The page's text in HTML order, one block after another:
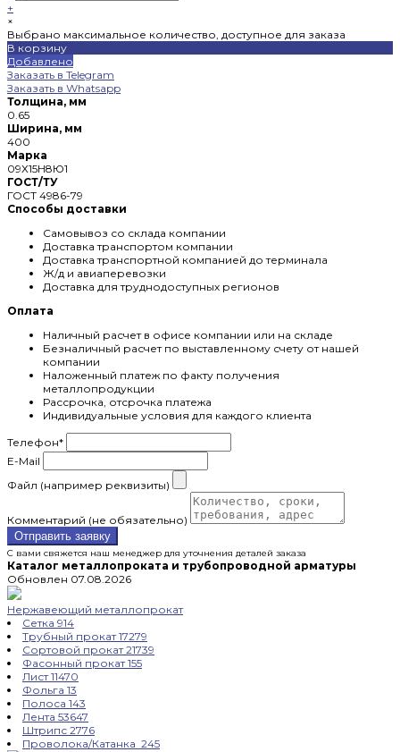
+
×
Выбрано максимальное количество, доступное для заказа
В корзину
Добавлено
Заказать в Telegram
Заказать в Whatsapp
Толщина, мм
0.65
Ширина, мм
400
Марка
09Х15Н8Ю1
ГОСТ/ТУ
ГОСТ 4986-79
Способы доставки
Самовывоз со склада компании
Доставка транспортом компании
Доставка транспортной компанией до терминала
Ж/д и авиаперевозки
Доставка для труднодоступных регионов
Оплата
Наличный расчет в офисе компании или на складе
Безналичный расчет по выставленному счету от нашей
компании
Наложенный платеж по факту получения
металлопродукции
Рассрочка, отсрочка платежа
Индивидуальные условия для каждого клиента
Телефон*
E-Mail
Файл (например реквизиты)
Комментарий (не обязательно)
Отправить заявку
С вами свяжется наш менеджер для уточнения деталей заказа
Каталог металлопроката и трубопроводной арматуры
Обновлен 07.08.2026
Нержавеющий металлопрокат
Сетка 914
Трубный прокат17279
Сортовой прокат21739
Фасонный прокат155
Лист11470
Фольга 13
Полоса 143
Лента 53647
Штрипс 2776
Проволока/Катанка 245